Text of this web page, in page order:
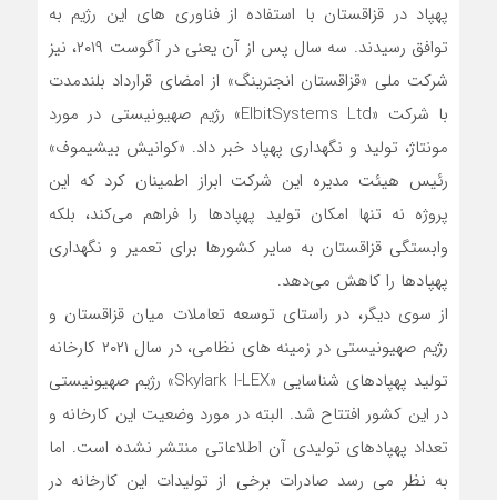
پهپاد در قزاقستان با استفاده از فناوری های این رژیم به
توافق رسیدند. سه سال پس از آن یعنی در آگوست ۲۰۱۹، نیز
شرکت ملی «قزاقستان انجنرینگ» از امضای قرارداد بلندمدت
با شرکت «ElbitSystems Ltd» رژیم صهیونیستی در مورد
مونتاژ، تولید و نگهداری پهپاد خبر داد. «کوانیش بیشیموف»
رئیس هیئت مدیره این شرکت ابراز اطمینان کرد که این
پروژه نه تنها امکان تولید پهپادها را فراهم می‌کند، بلکه
وابستگی قزاقستان به سایر کشورها برای تعمیر و نگهداری
پهپادها را کاهش می‌دهد.
از سوی دیگر، در راستای توسعه تعاملات میان قزاقستان و
رژیم صهیونیستی در زمینه های نظامی، در سال ۲۰۲۱ کارخانه
تولید پهپادهای شناسایی «Skylark I-LEX» رژیم صهیونیستی
در این کشور افتتاح شد. البته در مورد وضعیت این کارخانه و
تعداد پهپادهای تولیدی آن اطلاعاتی منتشر نشده است. اما
به نظر می رسد صادرات برخی از تولیدات این کارخانه در